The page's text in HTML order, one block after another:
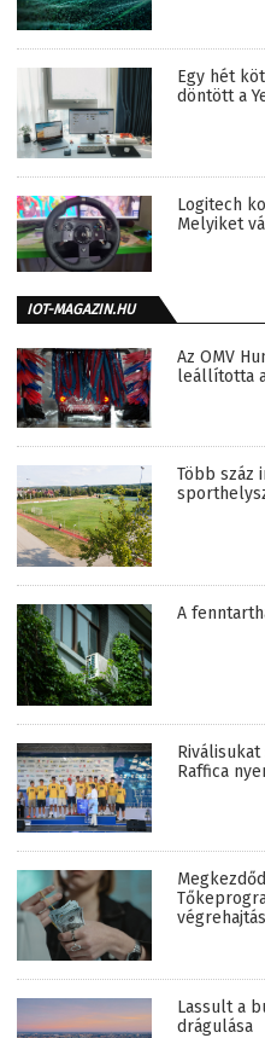
Egy hét
döntött a
Logitech
Melyiket
IOT-MAGAZIN.HU
Az OMV
leállította
Több száz
A
Raffica
Lassult a
drágulása